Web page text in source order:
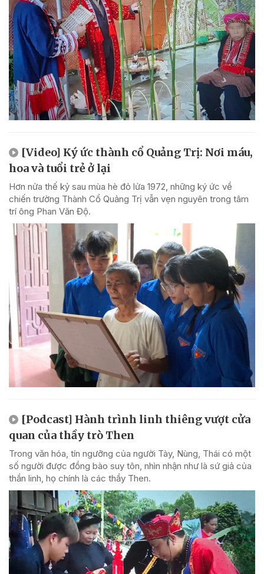
[Video] Ký ức thành cổ Quảng Trị: Nơi máu,
hoa và tuổi trẻ ở lại
Hơn nửa thế kỷ sau mùa hè đỏ lửa 1972, những ký ức về
chiến trường Thành Cổ Quảng Trị vẫn vẹn nguyên trong tâm
trí ông Phan Văn Độ.
[Podcast] Hành trình linh thiêng vượt cửa
quan của thầy trò Then
Trong văn hóa, tín ngưỡng của người Tày, Nùng, Thái có một
số người được đồng bào suy tôn, nhìn nhận như là sứ giả của
thần linh, họ chính là các thầy Then.